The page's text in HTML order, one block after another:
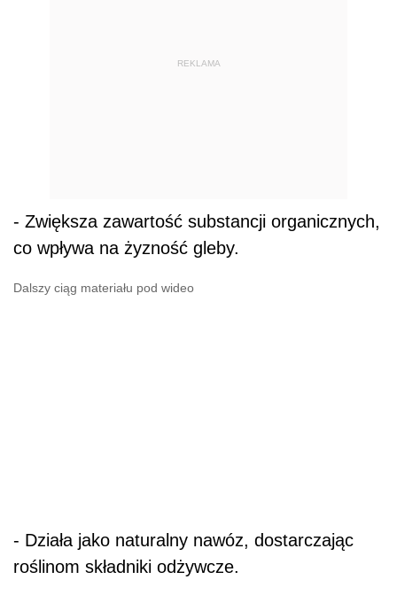
REKLAMA
- Zwiększa zawartość substancji organicznych,
co wpływa na żyzność gleby.
Dalszy ciąg materiału pod wideo
- Działa jako naturalny nawóz, dostarczając
roślinom składniki odżywcze.